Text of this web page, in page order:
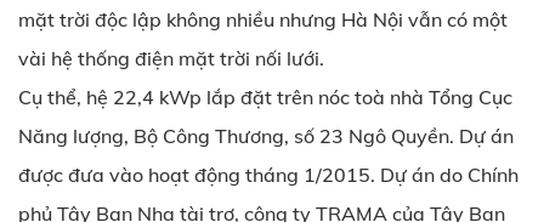
mặt trời độc lập không nhiều nhưng Hà Nội vẫn có một
vài hệ thống điện mặt trời nối lưới.
Cụ thể, hệ 22,4 kWp lắp đặt trên nóc toà nhà Tổng Cục
Năng lượng, Bộ Công Thương, số 23 Ngô Quyền. Dự án
được đưa vào hoạt động tháng 1/2015. Dự án do Chính
phủ Tây Ban Nha tài trợ, công ty TRAMA của Tây Ban